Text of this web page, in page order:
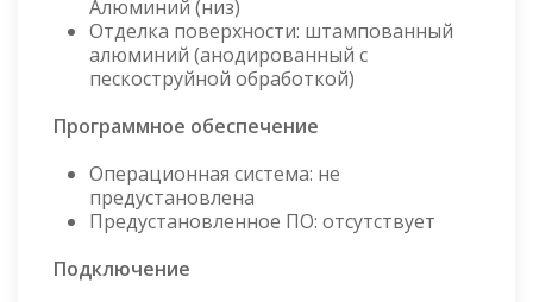
Алюминий (низ)
Отделка поверхности: штампованный
алюминий (анодированный с
пескоструйной обработкой)
Программное обеспечение
Операционная система: не
предустановлена
Предустановленное ПО: отсутствует
Подключение